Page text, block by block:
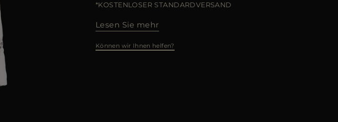
*KOSTENLOSER STANDARDVERSAND
Lesen Sie mehr
Können wir Ihnen helfen?